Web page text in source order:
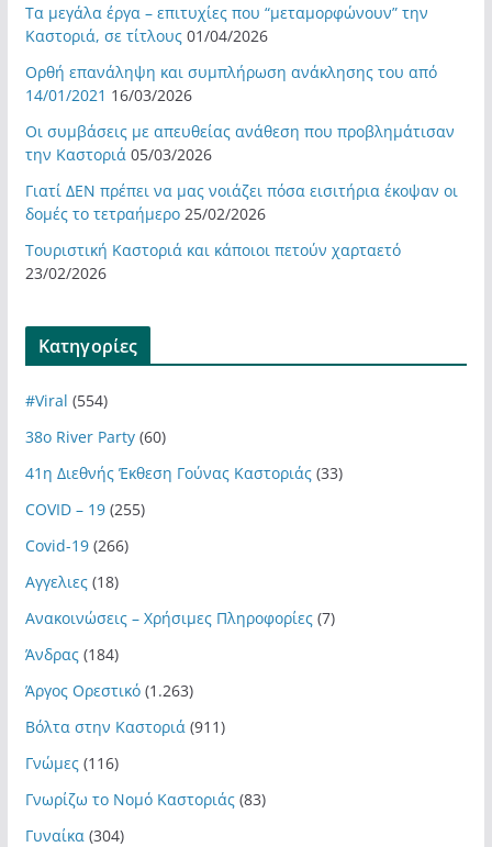
Τα μεγάλα έργα – επιτυχίες που “μεταμορφώνουν” την
Καστοριά, σε τίτλους 01/04/2026
Ορθή επανάληψη και συμπλήρωση ανάκλησης του από
14/01/2021 16/03/2026
Οι συμβάσεις με απευθείας ανάθεση που προβλημάτισαν
την Καστοριά 05/03/2026
Γιατί ΔΕΝ πρέπει να μας νοιάζει πόσα εισιτήρια έκοψαν οι
δομές το τετραήμερο 25/02/2026
Τουριστική Καστοριά και κάποιοι πετούν χαρταετό
23/02/2026
Kατηγορίες
#Viral (554)
38ο River Party(60)
41η Διεθνής Έκθεση Γούνας Καστοριάς(33)
COVID – 19(255)
Covid-19(266)
Αγγελιες(18)
Ανακοινώσεις – Χρήσιμες Πληροφορίες(7)
Άνδρας(184)
Άργος Ορεστικό(1.263)
Βόλτα στην Καστοριά (911)
Γνώμες(116)
Γνωρίζω το Νομό Καστοριάς(83)
Γυναίκα (304)